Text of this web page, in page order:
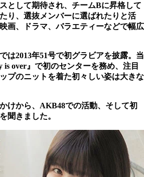
として期待され、チームBに昇格して
り、選抜メンバーに選ばれたりと活
画、ドラマ、バラエティーなどで幅広
は2013年51号で初グラビアを披露。当
is over』で初のセンターを務め、注目
プのニットを着た初々しい姿は大きな
けから、AKB48での活動、そして初
聞きました。